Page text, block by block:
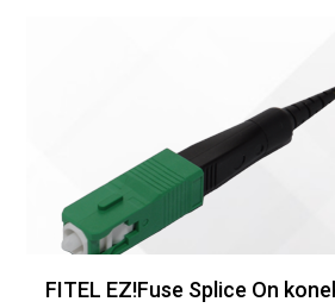
FITEL EZ!Fuse Splice On